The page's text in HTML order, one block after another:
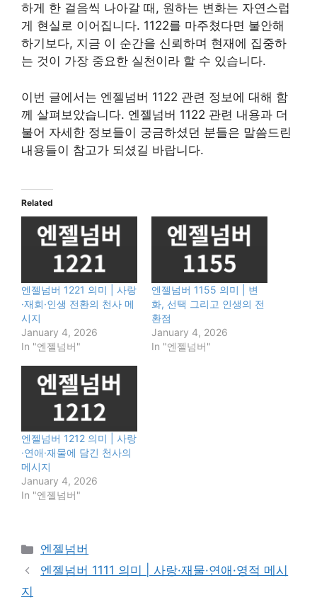
하게 한 걸음씩 나아갈 때, 원하는 변화는 자연스럽
게 현실로 이어집니다. 1122를 마주쳤다면 불안해
하기보다, 지금 이 순간을 신뢰하며 현재에 집중하
는 것이 가장 중요한 실천이라 할 수 있습니다.
이번 글에서는 엔젤넘버 1122 관련 정보에 대해 함
께 살펴보았습니다. 엔젤넘버 1122 관련 내용과 더
불어 자세한 정보들이 궁금하셨던 분들은 말씀드린
내용들이 참고가 되셨길 바랍니다.
Related
엔젤넘버 1221 의미 | 사랑
·재회·인생 전환의 천사 메
시지
January 4, 2026
In "엔젤넘버"
엔젤넘버 1155 의미 | 변
화, 선택 그리고 인생의 전
환점
January 4, 2026
In "엔젤넘버"
엔젤넘버 1212 의미 | 사랑
·연애·재물에 담긴 천사의
메시지
January 4, 2026
In "엔젤넘버"
Categories
엔젤넘버
엔젤넘버 1111 의미 | 사랑·재물·연애·영적 메시
지